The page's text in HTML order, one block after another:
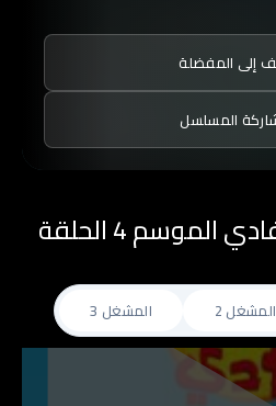
ومضحكة.
إلى المفضلة
المسلسل
مشاهدة فارس وفادي الموسم 4 الحلقة
المشغل 2 المشغل 3